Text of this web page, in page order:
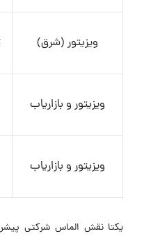
ویزیتور (شرق)
ویزیتور و بازاریاب
ویزیتور و بازاریاب
یکتا نقش الماس شرکتی